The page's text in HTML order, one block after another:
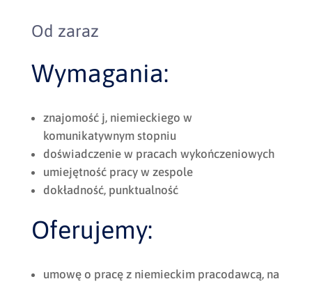
Od zaraz
Wymagania:
znajomość j, niemieckiego w
komunikatywnym stopniu
doświadczenie w pracach wykończeniowych
umiejętność pracy w zespole
dokładność, punktualność
Oferujemy:
umowę o pracę z niemieckim pracodawcą, na